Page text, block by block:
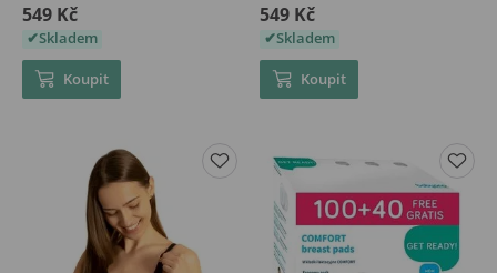
549 Kč
Skladem
Koupit
549 Kč
Skladem
Koupit